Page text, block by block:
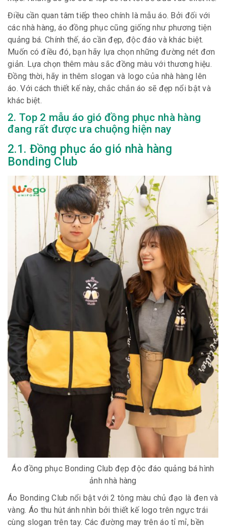
Điều cần quan tâm tiếp theo chính là mẫu áo. Bởi đối với
các nhà hàng, áo đồng phục cũng giống như phương tiện
quảng bá. Chính thế, áo cần đẹp, độc đáo và khác biệt.
Muốn có điều đó, bạn hãy lựa chọn những đường nét đơn
giản. Lựa chọn thêm màu sắc đồng màu với thương hiệu.
Đồng thời, hãy in thêm slogan và logo của nhà hàng lên
áo. Với cách thiết kế này, chắc chắn áo sẽ đẹp nổi bật và
khác biệt.
2. Top 2 mẫu áo gió đồng phục nhà hàng
đang rất được ưa chuộng hiện nay
2.1. Đồng phục áo gió nhà hàng
Bonding Club
Áo đồng phục Bonding Club đẹp độc đáo quảng bá hình
ảnh nhà hàng
Áo Bonding Club nổi bật với 2 tông màu chủ đạo là đen và
vàng. Áo thu hút ánh nhìn bởi thiết kế logo trên ngực trái
cùng slogan trên tay. Các đường may trên áo tỉ mỉ, bền